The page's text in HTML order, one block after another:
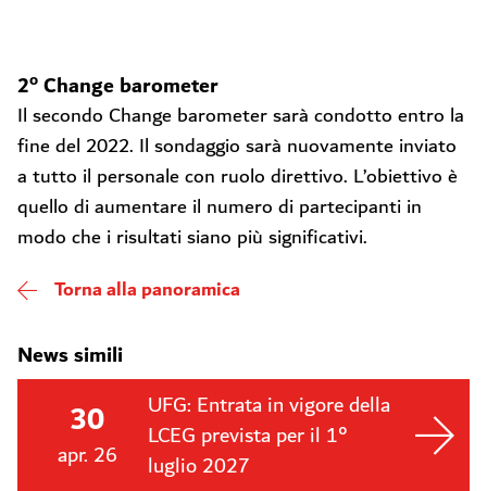
2o Change barometer
Il secondo Change barometer sarà condotto entro la
fine del 2022. Il sondaggio sarà nuovamente inviato
a tutto il personale con ruolo direttivo. L’obiettivo è
quello di aumentare il numero di partecipanti in
modo che i risultati siano più significativi.
Torna alla panoramica
News simili
30
apr. 26
UFG: Entrata in vigore della
LCEG prevista per il 1°
luglio 2027